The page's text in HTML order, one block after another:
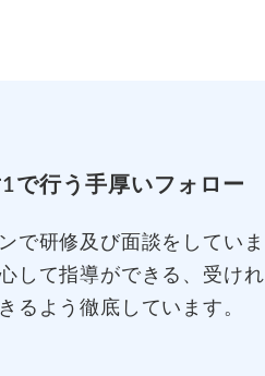
で行う手厚いフォロー
で研修及び面談をしていま
して指導ができる、受けれ
るよう徹底しています。